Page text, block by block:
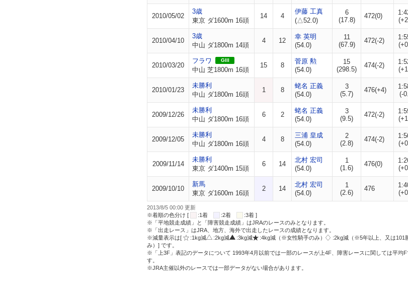
2010/05/02
3歳
東京 ダ1600m 16頭
14 4
伊藤 工真
(△52.0)
6
(17.8)
472(0)
2010/04/10
3歳
中山 ダ1800m 14頭
4 12
幸 英明
(54.0)
11
(67.9)
472(-2)
2010/03/20
フラワ GIII
中山 芝1800m 16頭
15 8
菅原 勲
(54.0)
15
(298.5)
474(-2)
2010/01/23
未勝利
中山 ダ1800m 16頭
1 8
蛯名 正義
(54.0)
3
(5.7)
476(+4)
(-
2009/12/26
未勝利
中山 ダ1800m 16頭
6 2
蛯名 正義
(54.0)
3
(9.5)
472(-2)
2009/12/05
未勝利
中山 ダ1800m 16頭
4 8
三浦 皇成
(54.0)
2
(2.8)
474(-2)
2009/11/14
未勝利
東京 ダ1400m 15頭
6 14
北村 宏司
(54.0)
1
(1.6)
476(0)
2009/10/10
新馬
東京 ダ1600m 16頭
2 14
北村 宏司
(54.0)
1
(2.6)
476
2013/8/5 00:00 更新
※着順の色分け [
:1着 :2着
:3着 ]
※「平地競走成績」と「障害競走成績」はJRAのレースのみとなります。
※「出走レース」はJRA、地方、海外で出走したレースの成績となります。
※減量表示は[
:1kg減 :2kg減 :3kg減 :4kg減（※女性騎手のみ）
:2kg減（※5年以上、又は101
み）] です。
※「上3F」表記のデータについて 1993年4月以前では一部のレースが上4F、障害レースに関しては平均
す。
※JRA主催以外のレースでは一部データがない場合があります。